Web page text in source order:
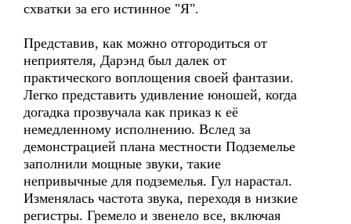
схватки за его истинное "Я".
Представив, как можно отгородиться от
неприятеля, Дарэнд был далек от
практического воплощения своей фантазии.
Легко представить удивление юношей, когда
догадка прозвучала как приказ к её
немедленному исполнению. Вслед за
демонстрацией плана местности Подземелье
заполнили мощные звуки, такие
непривычные для подземелья. Гул нарастал.
Изменялась частота звука, переходя в низкие
регистры. Гремело и звенело все, включая